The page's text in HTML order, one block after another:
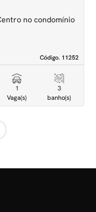
Código. 11252
Código. 11252
no condomínio
1
Vaga(s)
3
banho(s)